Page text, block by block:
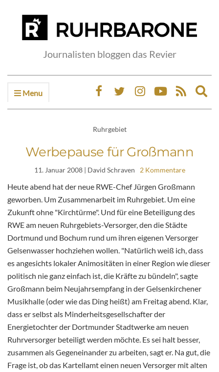
Journalisten bloggen das Revier
Menu
Ruhrgebiet
Werbepause für Großmann
11. Januar 2008| David Schraven 2 Kommentare
Heute abend hat der neue RWE-Chef Jürgen Großmann
geworben. Um Zusammenarbeit im Ruhrgebiet. Um eine
Zukunft ohne "Kirchtürme". Und für eine Beteiligung des
RWE am neuen Ruhrgebiets-Versorger, den die Städte
Dortmund und Bochum rund um ihren eigenen Versorger
Gelsenwasser hochziehen wollen. "Natürlich weiß ich, dass
es angesichts lokaler Animositäten in einer Region wie dieser
politisch nie ganz einfach ist, die Kräfte zu bündeln", sagte
Großmann beim Neujahrsempfang in der Gelsenkirchener
Musikhalle (oder wie das Ding heißt) am Freitag abend. Klar,
dass er selbst als Minderheitsgesellschafter der
Energietochter der Dortmunder Stadtwerke am neuen
Ruhrversorger beteiligt werden möchte. Es sei halt besser,
zusammen als Gegeneinander zu arbeiten, sagt er. Na gut, die
Frage ist, ob das Kartellamt einen neuen Versorger mit alten